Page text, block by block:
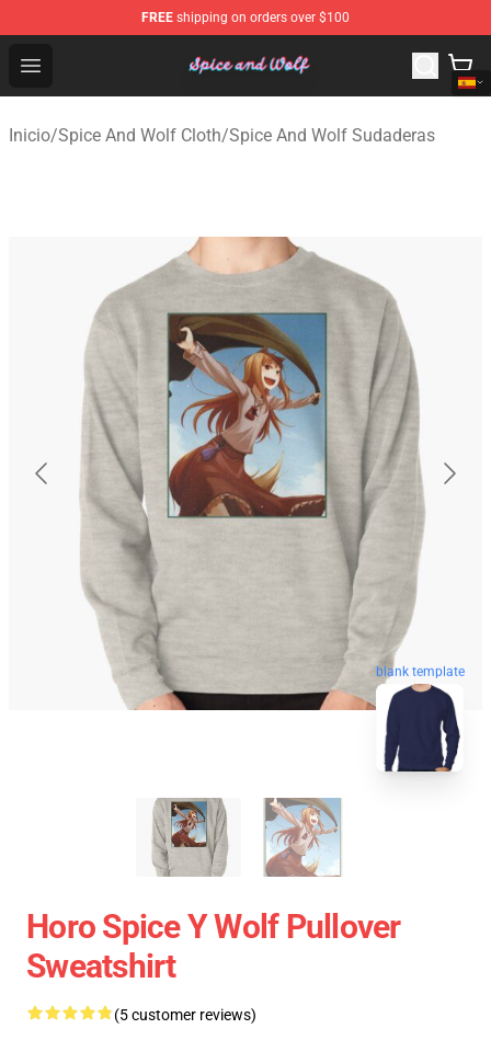
FREE shipping on orders over $100
Open menu
Spice And Wolf Store - Official Spice And Wolf
Inicio/Spice And Wolf Cloth/Spice And Wolf Sudaderas
blank template
Horo Spice Y Wolf Pullover
Sweatshirt
(5 customer reviews)